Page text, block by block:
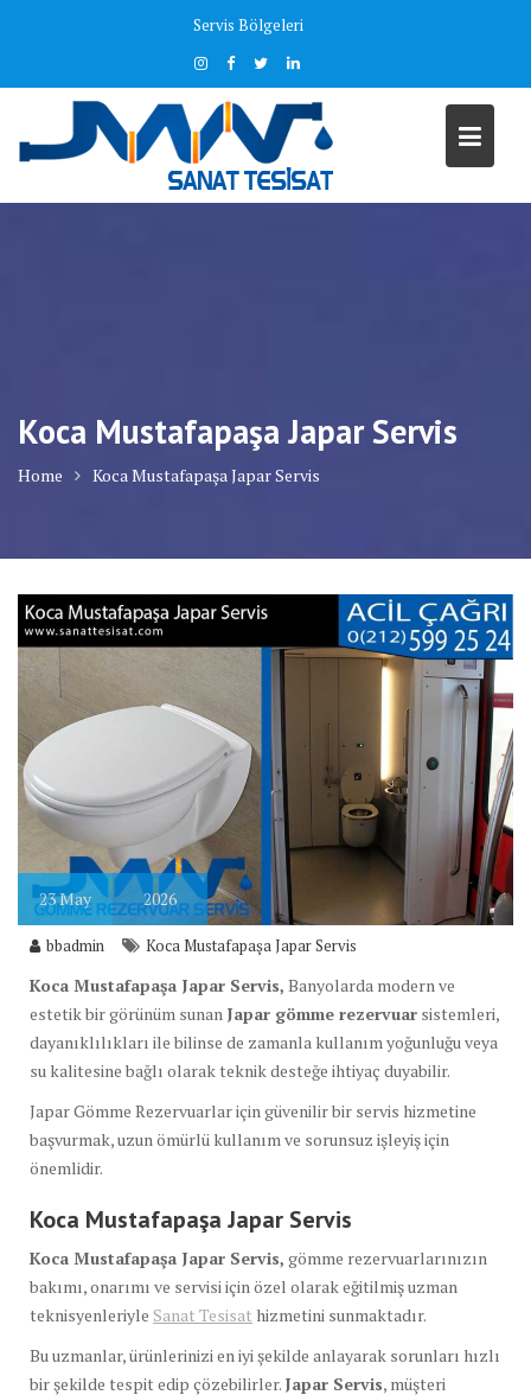
Servis Bölgeleri
Koca Mustafapaşa Japar Servis
Home Koca Mustafapaşa Japar Servis
23May 2026
bbadmin Koca Mustafapaşa Japar Servis
Koca Mustafapaşa Japar Servis, Banyolarda modern ve
estetik bir görünüm sunan Japar gömme rezervuar sistemleri,
dayanıklılıkları ile bilinse de zamanla kullanım yoğunluğu veya
su kalitesine bağlı olarak teknik desteğe ihtiyaç duyabilir.
Japar Gömme Rezervuarlar için güvenilir bir servis hizmetine
başvurmak, uzun ömürlü kullanım ve sorunsuz işleyiş için
önemlidir.
Koca Mustafapaşa Japar Servis
Koca Mustafapaşa Japar Servis, gömme rezervuarlarınızın
bakımı, onarımı ve servisi için özel olarak eğitilmiş uzman
teknisyenleriyle Sanat Tesisat hizmetini sunmaktadır.
Bu uzmanlar, ürünlerinizi en iyi şekilde anlayarak sorunları hızlı
bir şekilde tespit edip çözebilirler. Japar Servis, müşteri